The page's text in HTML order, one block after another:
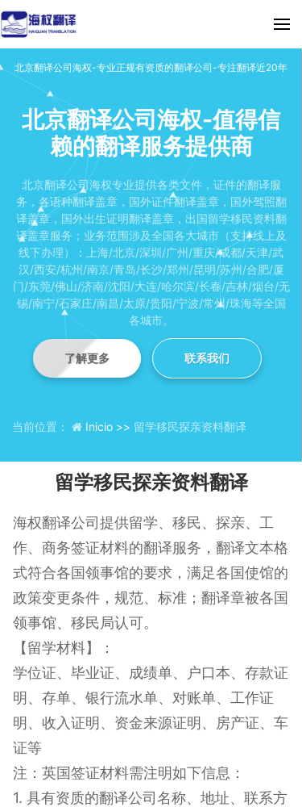
北京翻译公司海权-专业正规有资质的翻译公司-专注翻译近20年
北京翻译公司海权-值得信
赖的翻译服务提供商
北京翻译公司海权专业提供各类文件，证件的翻译服
务，各语种翻译盖章，国外证件翻译盖章，国外驾照翻
译盖章，国外出生证明翻译盖章，出国留学移民资料翻
译盖章服务；业务范围涉及全国各大城市（支持线上及
线下办理）：上海/北京/深圳/广州/重庆/成都/天津/武
汉/西安/杭州/南京/青岛/长沙/郑州/昆明/苏州/合肥/厦
门/东莞/佛山/济南/沈阳/大连/哈尔滨/长春/吉林/烟台/无
锡/南宁/石家庄/南昌/太原/贵阳/宁波/常州/珠海等全国
各城市。
了解更多 联系我们
当前位置： Inicio >> 留学移民探亲资料翻译
留学移民探亲资料翻译
海权翻译公司提供留学、移民、探亲、工
作、商务签证材料的翻译服务，翻译文本格
式符合各国领事馆的要求，满足各国使馆的
政策变更条件，规范、标准；翻译章被各国
领事馆、移民局认可。
【留学材料】：
学位证、毕业证、成绩单、户口本、存款证
明、存单、银行流水单、对账单、工作证
明、收入证明、资金来源证明、房产证、车
证等
注：英国签证材料需注明如下信息：
1. 具有资质的翻译公司名称、地址、联系方